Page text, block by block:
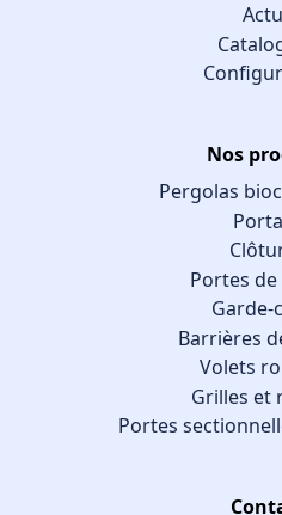
Nos
Pergolas
Portes
Garde-
Barrières
Volets
Grilles et
Portes